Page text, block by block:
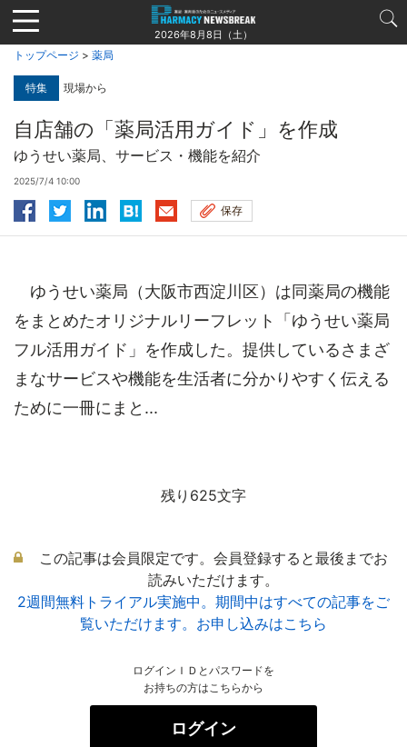
Jump
to
navigation
2026年8月8日（土）
トップページ > 薬局
特集 現場から
自店舗の「薬局活用ガイド」を作成
ゆうせい薬局、サービス・機能を紹介
2025/7/4 10:00
保存
ゆうせい薬局（大阪市西淀川区）は同薬局の機能
をまとめたオリジナルリーフレット「ゆうせい薬局
フル活用ガイド」を作成した。提供しているさまざ
まなサービスや機能を生活者に分かりやすく伝える
ために一冊にまと...
残り625文字
この記事は会員限定です。会員登録すると最後までお
読みいただけます。
2週間無料トライアル実施中。期間中はすべての記事をご
覧いただけます。お申し込みはこちら
ログインＩＤとパスワードを
お持ちの方はこちらから
ログイン